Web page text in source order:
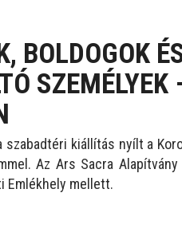
BOLDOGOK
szabadtéri kiállítás nyílt a
Az Ars Sacra
Emlékhely mellett.